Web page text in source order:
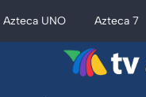
Azteca UNO Azteca 7